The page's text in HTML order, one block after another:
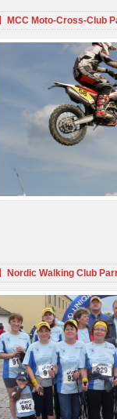
MCC Moto-Cross-Club
Nordic Walking Club